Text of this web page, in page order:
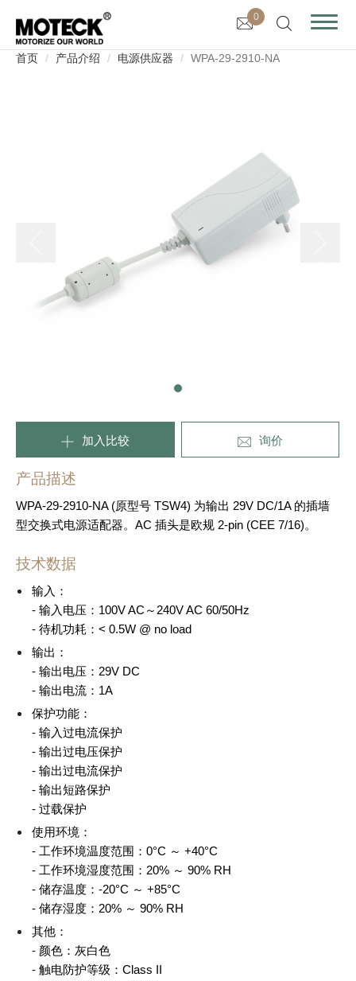
0
首页 产品介绍 电源供应器 WPA-29-2910-NA
加入比较 询价
产品描述
WPA-29-2910-NA (原型号 TSW4) 为输出 29V DC/1A 的插墙
型交换式电源适配器。AC 插头是欧规 2-pin (CEE 7/16)。
技术数据
输入：
- 输入电压：100V AC～240V AC 60/50Hz
- 待机功耗：< 0.5W @ no load
输出：
- 输出电压：29V DC
- 输出电流：1A
保护功能：
- 输入过电流保护
- 输出过电压保护
- 输出过电流保护
- 输出短路保护
- 过载保护
使用环境：
- 工作环境温度范围：0°C ～ +40°C
- 工作环境湿度范围：20% ～ 90% RH
- 储存温度：-20°C ～ +85°C
- 储存湿度：20% ～ 90% RH
其他：
- 颜色：灰白色
- 触电防护等级：Class II